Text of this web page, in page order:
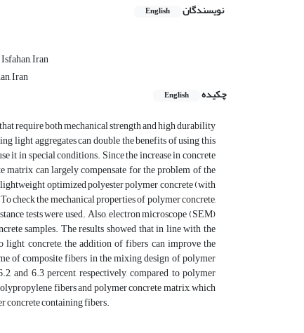
نویسندگان English
Iran
Iran
چکیده
English
require both mechanical strength and high durability
light aggregates can double the benefits of using this
it in special conditions. Since the increase in concrete
matrix can largely compensate for the problem of the
optimized polyester polymer concrete (with
check the mechanical properties of polymer concrete,
tests were used. Also, electron microscope (SEM)
samples. The results showed that in line with the
light concrete, the addition of fibers can improve the
of composite fibers in the mixing design of polymer
and 6.3 percent, respectively, compared to polymer
fibers and polymer concrete matrix, which
concrete containing fibers.